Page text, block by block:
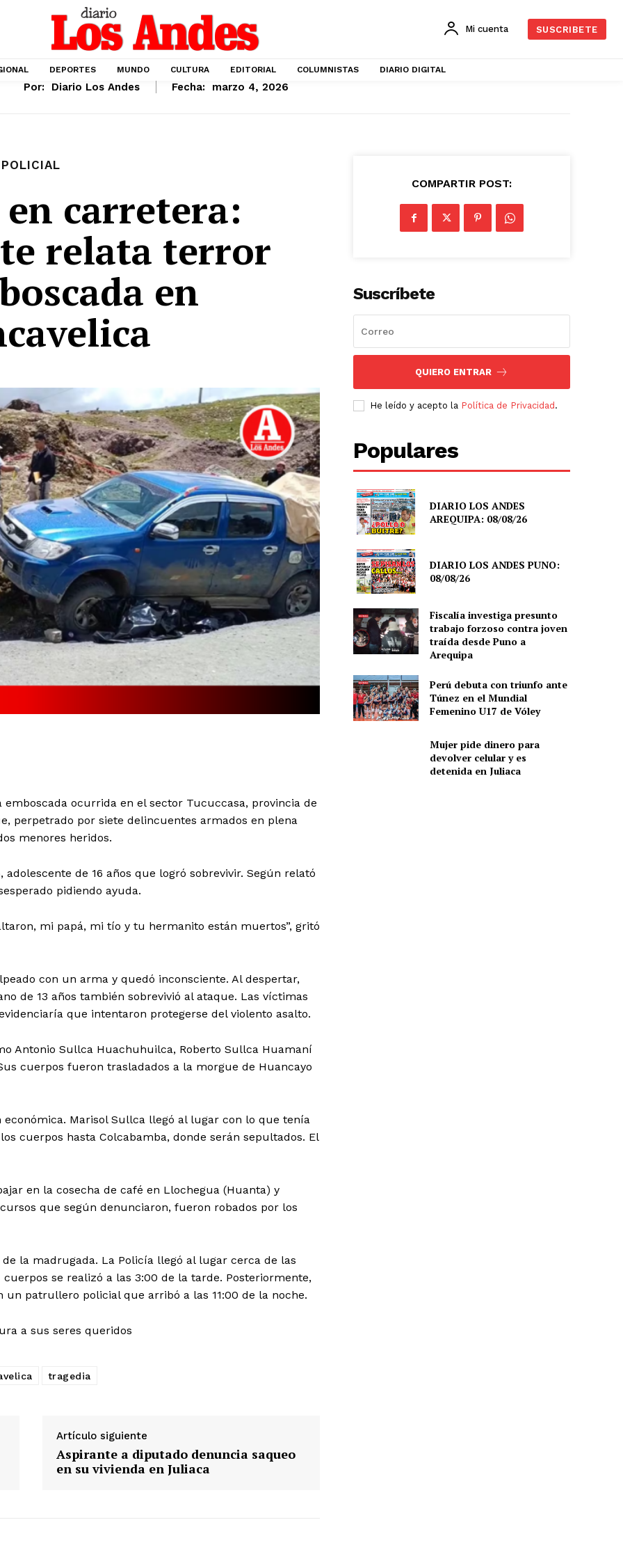
Diario los Andes
Prensa
Mi cuenta SUSCRIBETE
DEPORTES MUNDO CULTURA EDITORIAL COLUMNISTAS DIARIO DIGITAL
Por: Diario Los Andes Fecha: marzo 4, 2026
POLICIAL
carretera:
relata terror
en
ocurrida en el sector Tucuccasa, provincia de
perpetrado por siete delincuentes armados en plena
menores heridos.
de 16 años que logró sobrevivir. Según relató
pidiendo ayuda.
mi papá, mi tío y tu hermanito están muertos”, gritó
con un arma y quedó inconsciente. Al despertar,
de 13 años también sobrevivió al ataque. Las víctimas
que intentaron protegerse del violento asalto.
Antonio Sullca Huachuhuilca, Roberto Sullca Huamaní
cuerpos fueron trasladados a la morgue de Huancayo
Marisol Sullca llegó al lugar con lo que tenía
cuerpos hasta Colcabamba, donde serán sepultados. El
en la cosecha de café en Llochegua (Huanta) y
que según denunciaron, fueron robados por los
la madrugada. La Policía llegó al lugar cerca de las
se realizó a las 3:00 de la tarde. Posteriormente,
patrullero policial que arribó a las 11:00 de la noche.
a sus seres queridos
tragedia
Artículo siguiente
Aspirante a diputado denuncia saqueo
en su vivienda en Juliaca
COMPARTIR POST:
Suscríbete
QUIERO ENTRAR
He leído y acepto la Política de Privacidad .
Populares
DIARIO LOS ANDES
AREQUIPA: 08/08/26
DIARIO LOS ANDES PUNO:
08/08/26
Fiscalía investiga presunto
trabajo forzoso contra joven
traída desde Puno a
Arequipa
Perú debuta con triunfo ante
Túnez en el Mundial
Femenino U17 de Vóley
Mujer pide dinero para
devolver celular y es
detenida en Juliaca